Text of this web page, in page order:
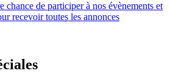
chance de participer à nos évènements et
recevoir toutes les annonces